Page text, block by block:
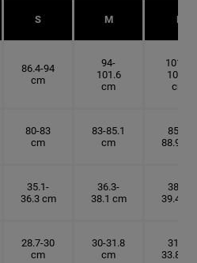
S M L
86.4-94
cm
94-
101.6
cm
101.6-
109.2
cm
80-83
cm
83-85.1
cm
85.1-
88.9 cm
35.1-
36.3 cm
36.3-
38.1 cm
38.1-
39.4 cm
28.7-30
cm
30-31.8
cm
31.8-
33.8 cm